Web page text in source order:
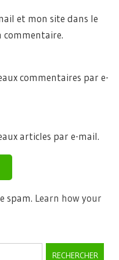
et mon site dans le
commentaires par e-
articles par e-mail.
spam. Learn how your